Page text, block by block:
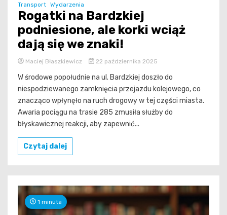
Transport Wydarzenia
Rogatki na Bardzkiej
podniesione, ale korki wciąż
dają się we znaki!
Maciej Błaszkiewicz 22 października 2025
W środowe popołudnie na ul. Bardzkiej doszło do
niespodziewanego zamknięcia przejazdu kolejowego, co
znacząco wpłynęło na ruch drogowy w tej części miasta.
Awaria pociągu na trasie 285 zmusiła służby do
błyskawicznej reakcji, aby zapewnić...
Czytaj dalej
1 minuta